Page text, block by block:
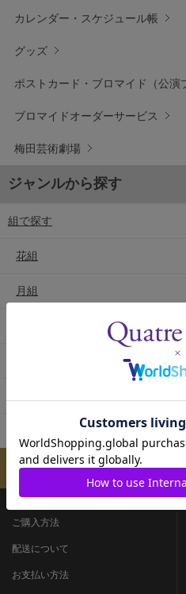
カレンダー・スケジュール帳
グッズ
ポストカード・ブロマイド（公演
ブロマイドオーダーサービス
梅田芸術劇場
ジャンルから探す
組で探す
花組
月組
メールマガ
ご購入方法
配送について
お支払い方法